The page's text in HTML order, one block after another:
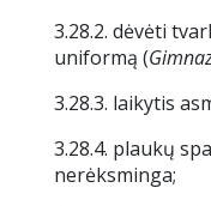
3.28.2. dėvėti
uniformą (
3.28.3. laikytis
3.28.4. plaukų
nerėksminga;